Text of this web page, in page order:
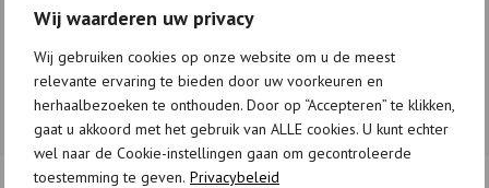
Wij waarderen uw privacy
Wij gebruiken cookies op onze website om u de meest
relevante ervaring te bieden door uw voorkeuren en
herhaalbezoeken te onthouden. Door op “Accepteren” te klikken,
gaat u akkoord met het gebruik van ALLE cookies. U kunt echter
wel naar de Cookie-instellingen gaan om gecontroleerde
toestemming te geven. Privacybeleid
Stainless steel, Resin